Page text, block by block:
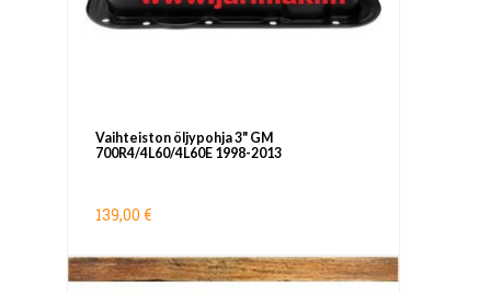
Vaihteiston öljypohja 3" GM
700R4/4L60/4L60E 1998-2013
139,00 €